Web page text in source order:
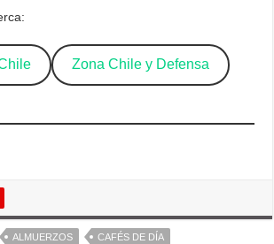
Zona Chile y Defensa
ALMUERZOS
CAFÉS DE DÍA